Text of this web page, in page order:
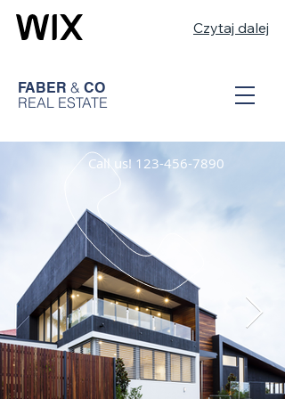
Czytaj dalej